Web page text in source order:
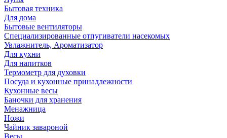
Бытовая техника
Для дома
Бытовые вентиляторы
Специализированные отпугиватели насекомых
Увлажнитель, Ароматизатор
Для кухни
Для напитков
Термометр для духовки
Посуда и кухонные принадлежности
Кухонные весы
Баночки для хранения
Менажница
Ножи
Чайник завароной
Весы